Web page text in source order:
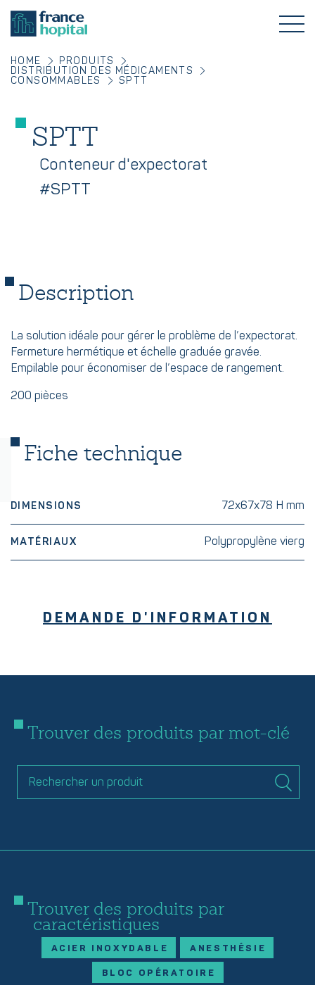
HOME
PRODUITS
DISTRIBUTION DES MÉDICAMENTS
CONSOMMABLES
SPTT
SPTT
Conteneur d'expectorat
#SPTT
Description
La solution idéale pour gérer le problème de l’expectorat.
Fermeture hermétique et échelle graduée gravée.
Empilable pour économiser de l’espace de rangement.
200 pièces
Fiche technique
DIMENSIONS 72x67x78 H mm
MATÉRIAUX Polypropylène vierg
DEMANDE D'INFORMATION
Trouver des produits par mot-clé
Trouver des produits par
caractéristiques
ACIER INOXYDABLE ANESTHÉSIE
BLOC OPÉRATOIRE